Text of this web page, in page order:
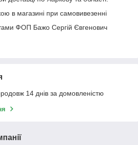
в магазині при самовивезенні
ФОП Бажо Сергій Євгенович
14 днів за домовленістю